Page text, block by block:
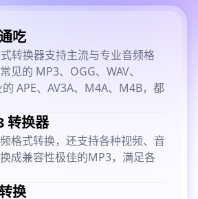
吃
转换器支持主流与专业音频格
见的 MP3、OGG、WAV、
的 APE、AV3A、M4A、M4B，都
转换器
格式转换，还支持各种视频、音
成兼容性极佳的MP3，满足各
换